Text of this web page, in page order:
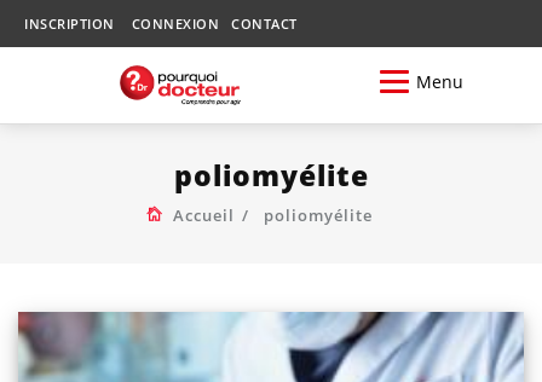
INSCRIPTION CONNEXION CONTACT
Menu
poliomyélite
Accueil poliomyélite